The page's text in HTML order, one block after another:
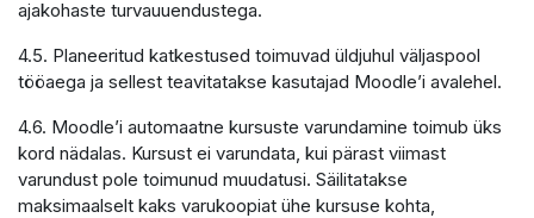
ajakohaste turvauuendustega.
4.5. Planeeritud katkestused toimuvad üldjuhul väljaspool
tööaega ja sellest teavitatakse kasutajad Moodle’i avalehel.
4.6. Moodle’i automaatne kursuste varundamine toimub üks
kord nädalas. Kursust ei varundata, kui pärast viimast
varundust pole toimunud muudatusi. Säilitatakse
maksimaalselt kaks varukoopiat ühe kursuse kohta,